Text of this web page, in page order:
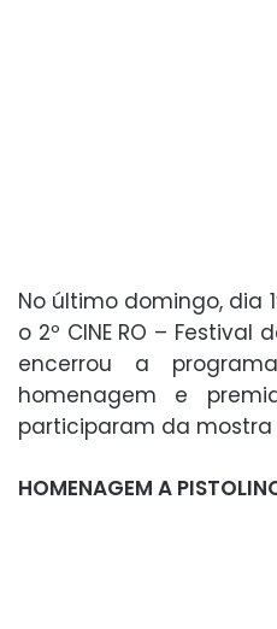
No último domingo, dia
o 2º CINE RO – Festival
encerrou a
homenagem e
participaram da
HOMENAGEM A